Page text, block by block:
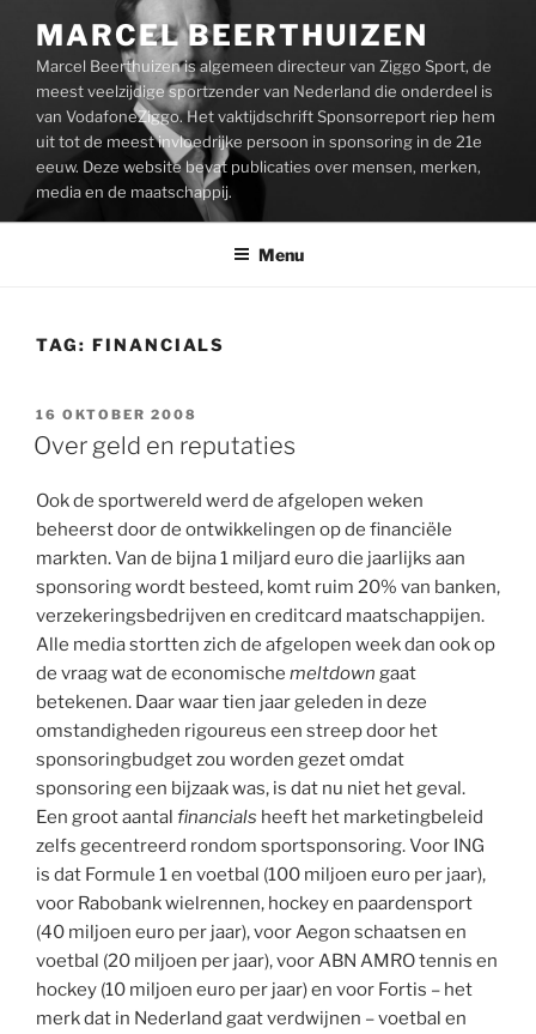
inhoud
MARCEL BEERTHUIZEN
Marcel Beerthuizen is algemeen directeur van Ziggo Sport, de
meest veelzijdige sportzender van Nederland die onderdeel is
van VodafoneZiggo. Het vaktijdschrift Sponsorreport riep hem
uit tot de meest invloedrijke persoon in sponsoring in de 21e
eeuw. Deze website bevat publicaties over mensen, merken,
media en de maatschappij.
Menu
TAG: FINANCIALS
GEPLAATST
OP
16 OKTOBER 2008
Over geld en reputaties
Ook de sportwereld werd de afgelopen weken
beheerst door de ontwikkelingen op de financiële
markten. Van de bijna 1 miljard euro die jaarlijks aan
sponsoring wordt besteed, komt ruim 20% van banken,
verzekeringsbedrijven en creditcard maatschappijen.
Alle media stortten zich de afgelopen week dan ook op
de vraag wat de economische meltdown gaat
betekenen. Daar waar tien jaar geleden in deze
omstandigheden rigoureus een streep door het
sponsoringbudget zou worden gezet omdat
sponsoring een bijzaak was, is dat nu niet het geval.
Een groot aantal financials heeft het marketingbeleid
zelfs gecentreerd rondom sportsponsoring. Voor ING
is dat Formule 1 en voetbal (100 miljoen euro per jaar),
voor Rabobank wielrennen, hockey en paardensport
(40 miljoen euro per jaar), voor Aegon schaatsen en
voetbal (20 miljoen per jaar), voor ABN AMRO tennis en
hockey (10 miljoen euro per jaar) en voor Fortis – het
merk dat in Nederland gaat verdwijnen – voetbal en